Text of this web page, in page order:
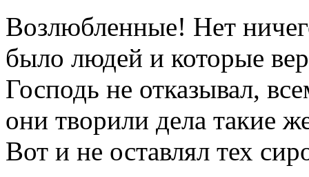
Возлюбленные! Нет
было людей и которые
Господь не отказывал,
они творили дела такие
Вот и не оставлял тех